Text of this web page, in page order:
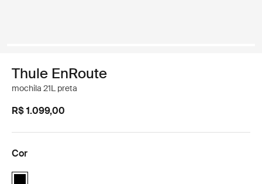
Thule EnRoute
mochila 21L preta
R$ 1.099,00
Cor
Thule EnRoute backpack 21L Preto (selected)